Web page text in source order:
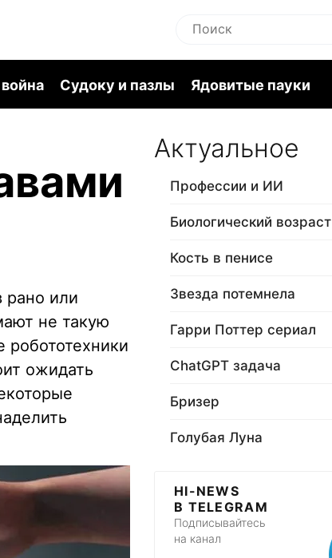
Судоку и пазлы Ядовитые пауки
рано или
не такую
ожидать
Актуальное
Профессии и ИИ
Биологический возраст
Кость в пенисе
Звезда потемнела
Гарри Поттер сериал
ChatGPT задача
Бризер
Голубая Луна
HI-NEWS
В TELEGRAM
Подписывайтесь
на канал